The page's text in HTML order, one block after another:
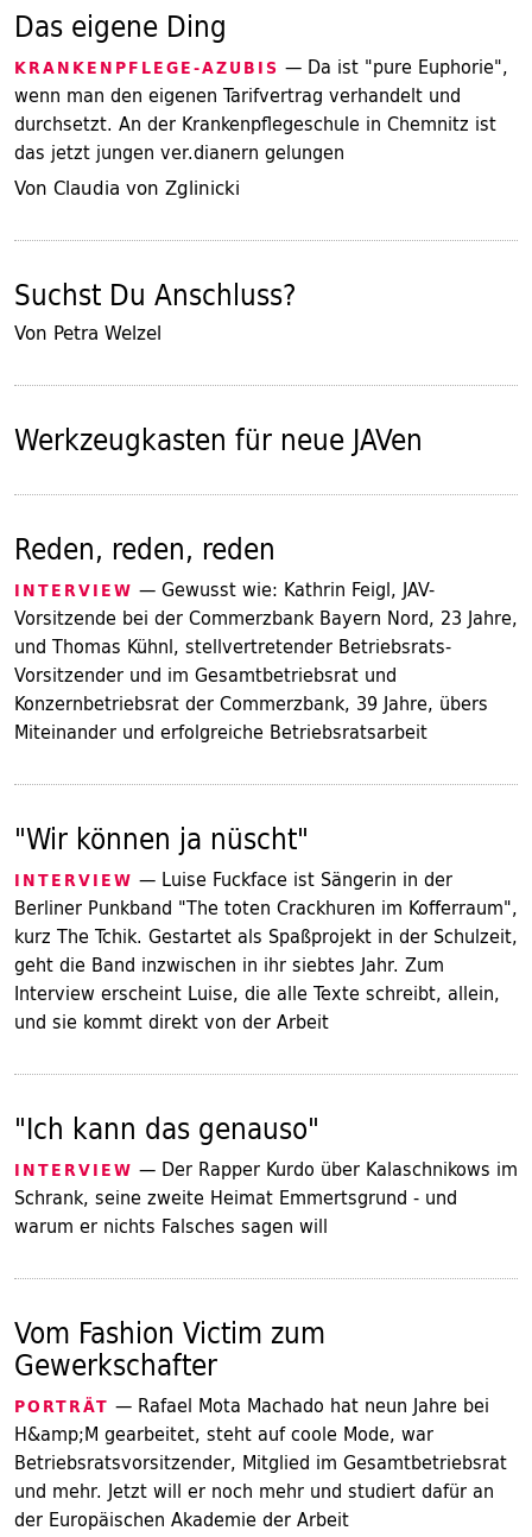
Das eigene Ding
KRANKENPFLEGE-AZUBIS — Da ist "pure Euphorie",
wenn man den eigenen Tarifvertrag verhandelt und
durchsetzt. An der Krankenpflegeschule in Chemnitz ist
das jetzt jungen ver.dianern gelungen
Von Claudia von Zglinicki
Suchst Du Anschluss?
Von Petra Welzel
Werkzeugkasten für neue JAVen
Reden, reden, reden
INTERVIEW — Gewusst wie: Kathrin Feigl, JAV-
Vorsitzende bei der Commerzbank Bayern Nord, 23 Jahre,
und Thomas Kühnl, stellvertretender Betriebsrats-
Vorsitzender und im Gesamtbetriebsrat und
Konzernbetriebsrat der Commerzbank, 39 Jahre, übers
Miteinander und erfolgreiche Betriebsratsarbeit
"Wir können ja nüscht"
INTERVIEW — Luise Fuckface ist Sängerin in der
Berliner Punkband "The toten Crackhuren im Kofferraum",
kurz The Tchik. Gestartet als Spaßprojekt in der Schulzeit,
geht die Band inzwischen in ihr siebtes Jahr. Zum
Interview erscheint Luise, die alle Texte schreibt, allein,
und sie kommt direkt von der Arbeit
"Ich kann das genauso"
INTERVIEW — Der Rapper Kurdo über Kalaschnikows im
Schrank, seine zweite Heimat Emmertsgrund - und
warum er nichts Falsches sagen will
Vom Fashion Victim zum
Gewerkschafter
PORTRÄT — Rafael Mota Machado hat neun Jahre bei
H&amp;M gearbeitet, steht auf coole Mode, war
Betriebsratsvorsitzender, Mitglied im Gesamtbetriebsrat
und mehr. Jetzt will er noch mehr und studiert dafür an
der Europäischen Akademie der Arbeit